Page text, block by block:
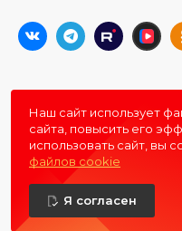
© 2016 - 20261FOODEXPO
Наш сайт использует
сайта, повысить его
использовать сайт, вы
файлов cookie
Я согласен